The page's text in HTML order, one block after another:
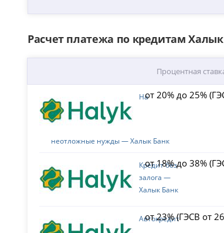
Расчет платежа по кредитам Халык
Процентная
На
неотложные нужды — Халык Банк
от 20% до 25%
Кредит без
залога —
Халык Банк
от 18% до 38%
Автокредит
от 23% (ГЭСВ от